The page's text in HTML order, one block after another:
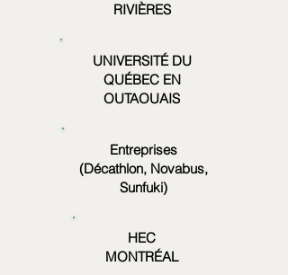
RIVIÈRES
UNIVERSITÉ DU
QUÉBEC EN
OUTAOUAIS
Entreprises
(Décathlon, Novabus,
Sunfuki)
HEC
MONTRÉAL